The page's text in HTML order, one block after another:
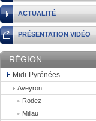
ACTUALITÉ
PRÉSENTATION VIDÉO
RÉGION
Midi-Pyrénées
Aveyron
Rodez
Millau